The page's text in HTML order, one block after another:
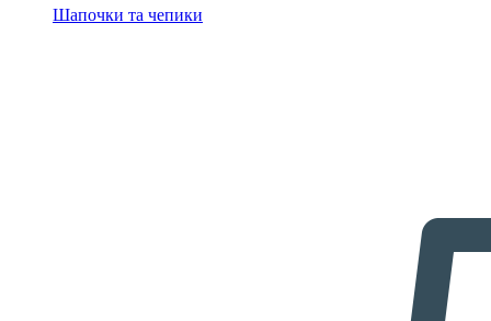
Шапочки та чепики